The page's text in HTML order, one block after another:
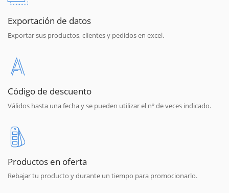
Exportación de datos
Exportar sus productos, clientes y pedidos en excel.
Código de descuento
Válidos hasta una fecha y se pueden utilizar el nº de veces indicado.
Productos en oferta
Rebajar tu producto y durante un tiempo para promocionarlo.